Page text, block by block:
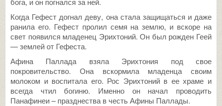
Когда Гефест догнал деву, она стала защищаться и даже
ранила его. Гефест пролил семя на землю, и вскоре на
свет появился младенец Эрихтоний. Он был рожден Геей
— землей от Гефеста.
Афина Паллада взяла Эрихтония под свое
покровительство. Она вскормила младенца своим
молоком и воспитала его. Рос Эрихтоний в ее храме и
всегда чтил богиню. Именно он начал проводить
Панафинеи – празднества в честь Афины Паллады.